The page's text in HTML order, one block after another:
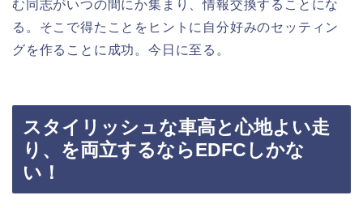
む同志がいつの間にか集まり、情報交換することにな
る。そこで得たことをヒントに自分好みのセッティン
グを作ることに成功。今日に至る。
スタイリッシュな車高と心地よい走
り、を両立するならEDFCしかな
い！